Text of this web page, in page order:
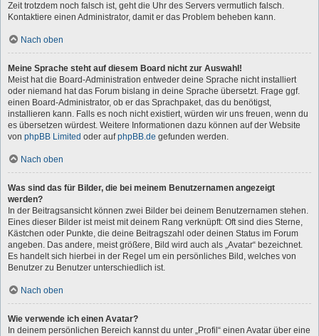
Zeit trotzdem noch falsch ist, geht die Uhr des Servers vermutlich falsch.
Kontaktiere einen Administrator, damit er das Problem beheben kann.
Nach oben
Meine Sprache steht auf diesem Board nicht zur Auswahl!
Meist hat die Board-Administration entweder deine Sprache nicht installiert
oder niemand hat das Forum bislang in deine Sprache übersetzt. Frage ggf.
einen Board-Administrator, ob er das Sprachpaket, das du benötigst,
installieren kann. Falls es noch nicht existiert, würden wir uns freuen, wenn du
es übersetzen würdest. Weitere Informationen dazu können auf der Website
von phpBB Limited oder aufphpBB.de gefunden werden.
Nach oben
Was sind das für Bilder, die bei meinem Benutzernamen angezeigt
werden?
In der Beitragsansicht können zwei Bilder bei deinem Benutzernamen stehen.
Eines dieser Bilder ist meist mit deinem Rang verknüpft: Oft sind dies Sterne,
Kästchen oder Punkte, die deine Beitragszahl oder deinen Status im Forum
angeben. Das andere, meist größere, Bild wird auch als „Avatar“ bezeichnet.
Es handelt sich hierbei in der Regel um ein persönliches Bild, welches von
Benutzer zu Benutzer unterschiedlich ist.
Nach oben
Wie verwende ich einen Avatar?
In deinem persönlichen Bereich kannst du unter „Profil“ einen Avatar über eine